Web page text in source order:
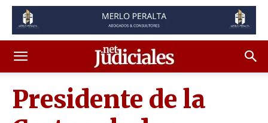
Presidente de la